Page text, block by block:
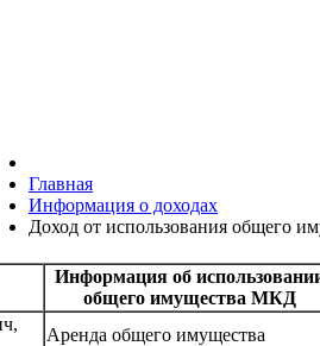
Главная
Информация о доходах
Доход от использования общего
Информация об
общего имущества МКД
Аренда общего имущества